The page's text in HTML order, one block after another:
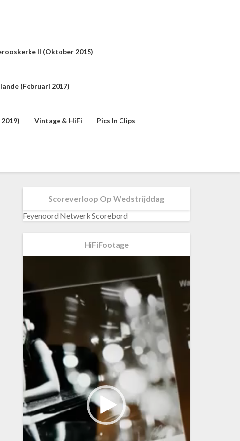
II (oktober 2015)
(februari 2017)
Vintage & HiFi Pics In Clips
Scoreverloop Op Wedstrijddag
Feyenoord Netwerk Scorebord
HiFiFootage